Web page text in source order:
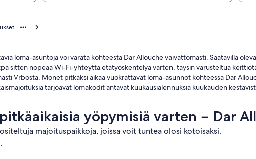
loma-asuntoja voi varata kohteesta Dar Allouche vaivattomasti. Saatavilla
sitten nopeaa Wi-Fi-yhteyttä etätyöskentelyä varten, täysin varusteltua
Vrbosta. Monet pitkäksi aikaa vuokrattavat loma-asunnot kohteessa Dar
tarjoavat lomakodit antavat kuukausialennuksia kuukauden
yöpymisiä varten − Dar
majoituspaikkoja, joissa voit tuntea olosi kotoisaksi.